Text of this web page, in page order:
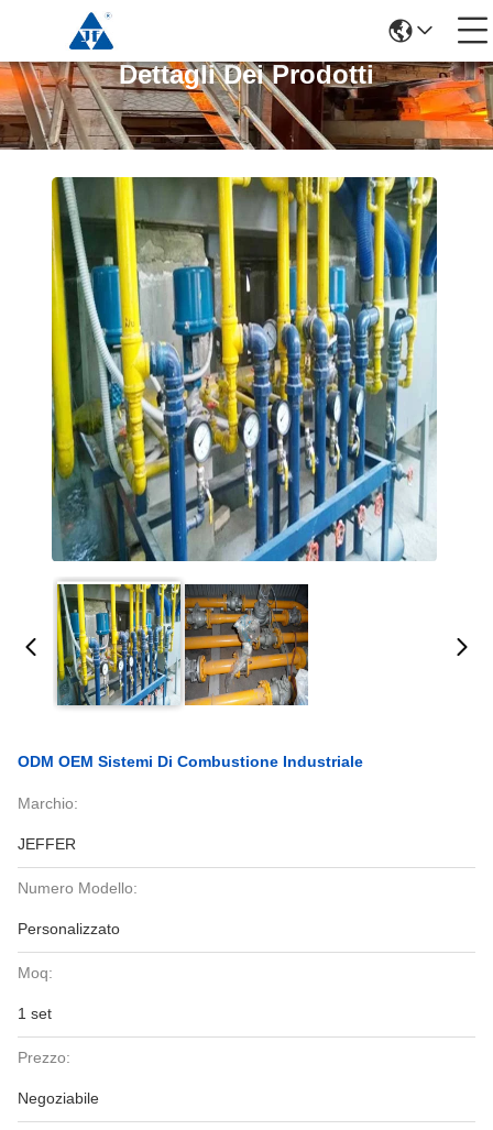
Dettagli Dei Prodotti
ODM OEM Sistemi Di Combustione Industriale
Marchio:
JEFFER
Numero Modello:
Personalizzato
Moq:
1 set
Prezzo:
Negoziabile